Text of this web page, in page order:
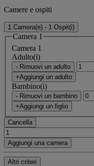
Camere e ospiti
1 Camera(e) - 1 Ospit(i)
Camera 1
Camera 1
Adulto(i)
- Rimuovi un adulto
+Aggiungi un adulto
Bambino(i)
- Rimuovi un bambino
+Aggiungi un figlio
Cancella
Aggiungi una camera
Altri criteri